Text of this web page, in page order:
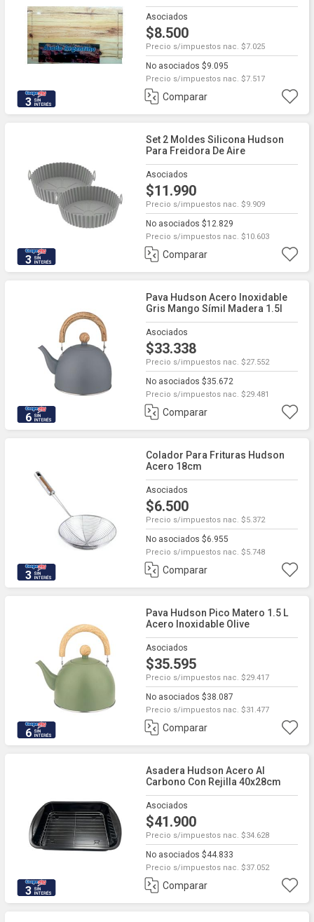
3
Asociados
$8.500
Precio s/impuestos nac. $7.025
No asociados $9.095
Precio s/impuestos nac. $7.517
Comparar
3
Set 2 Moldes Silicona Hudson
Para Freidora De Aire
Asociados
$11.990
Precio s/impuestos nac. $9.909
No asociados $12.829
Precio s/impuestos nac. $10.603
Comparar
6
Pava Hudson Acero Inoxidable
Gris Mango Símil Madera 1.5l
Asociados
$33.338
Precio s/impuestos nac. $27.552
No asociados $35.672
Precio s/impuestos nac. $29.481
Comparar
3
Colador Para Frituras Hudson
Acero 18cm
Asociados
$6.500
Precio s/impuestos nac. $5.372
No asociados $6.955
Precio s/impuestos nac. $5.748
Comparar
6
Pava Hudson Pico Matero 1.5 L
Acero Inoxidable Olive
Asociados
$35.595
Precio s/impuestos nac. $29.417
No asociados $38.087
Precio s/impuestos nac. $31.477
Comparar
3
Asadera Hudson Acero Al
Carbono Con Rejilla 40x28cm
Asociados
$41.900
Precio s/impuestos nac. $34.628
No asociados $44.833
Precio s/impuestos nac. $37.052
Comparar